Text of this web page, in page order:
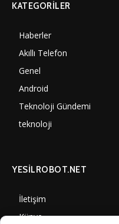
KATEGORILER
Haberler
Akıllı Telefon
Genel
Android
Teknoloji Gündemi
teknoloji
YESİLROBOT.NET
İletişim
Künye